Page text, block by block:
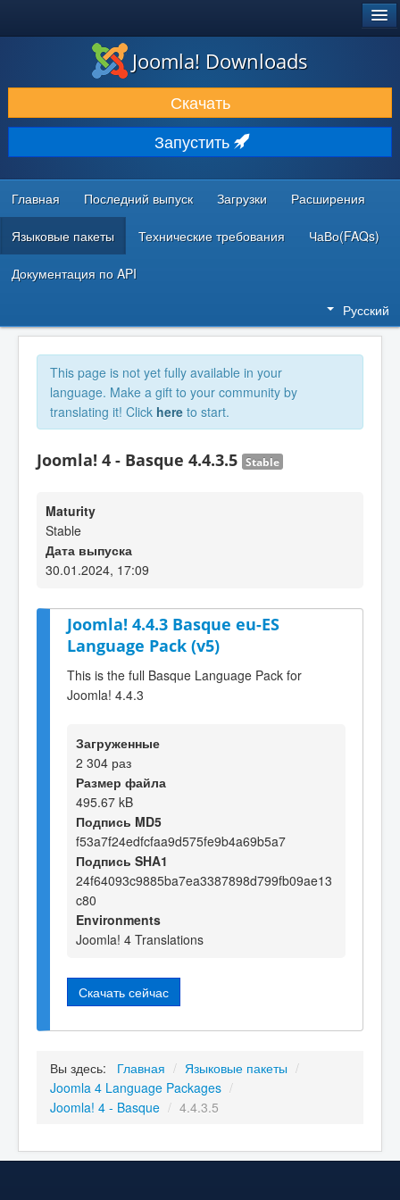
ЗАГРУЗКИ И РАСШИРЕНИЯ
ДОКУМЕНТАЦИЯ И ОБУЧЕНИЕ
СООБЩЕСТВО И ПОДДЕРЖКА
РЕСУРСЫ ДЛЯ РАЗРАБОТЧИКОВ
Joomla! Downloads
Скачать
Запустить
Главная Последний выпуск Загрузки Расширения
Языковые пакеты Технические требования ЧаВо(FAQs)
Документация по API
Русский
This page is not yet fully available in your
language. Make a gift to your community by
translating it! Click here to start.
Joomla! 4 - Basque 4.4.3.5 Stable
Maturity
Stable
Дата выпуска
30.01.2024, 17:09
Joomla! 4.4.3 Basque eu-ES
Language Pack (v5)
This is the full Basque Language Pack for
Joomla! 4.4.3
Загруженные
2 304 раз
Размер файла
495.67 kB
Подпись MD5
f53a7f24edfcfaa9d575fe9b4a69b5a7
Подпись SHA1
24f64093c9885ba7ea3387898d799fb09ae13
c80
Environments
Joomla! 4 Translations
Скачать сейчас
Вы здесь: Главная / Языковые пакеты /
Joomla 4 Language Packages /
Joomla! 4 - Basque / 4.4.3.5